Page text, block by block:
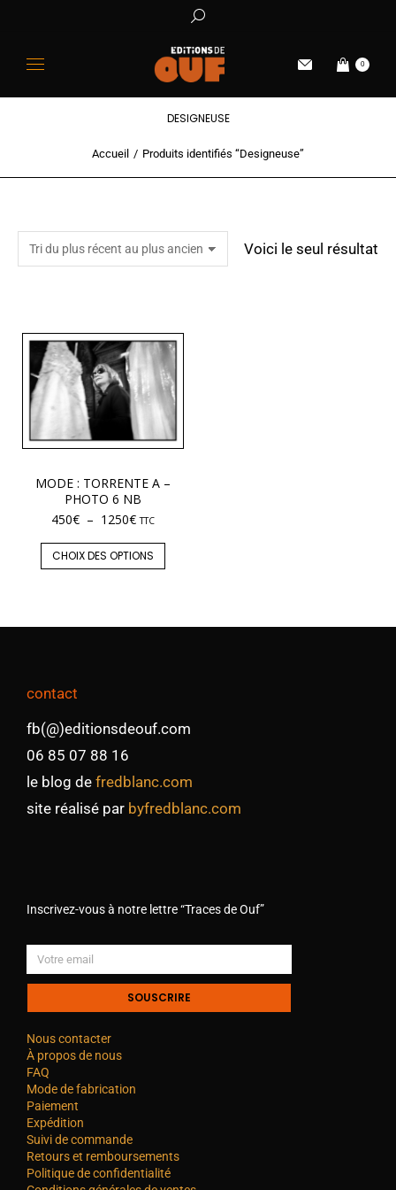
0
DESIGNEUSE
Vous êtes ici :
Accueil Produits identifiés “Designeuse”
Voici le seul résultat
MODE : TORRENTE A –
PHOTO 6 NB
450€ – 1250€ TTC
CHOIX DES OPTIONS
contact
fb(@)editionsdeouf.com
06 85 07 88 16
le blog de fredblanc.com
site réalisé par byfredblanc.com
Inscrivez-vous à notre lettre “Traces de Ouf”
SOUSCRIRE
Nous contacter
À propos de nous
FAQ
Mode de fabrication
Paiement
Expédition
Suivi de commande
Retours et remboursements
Politique de confidentialité